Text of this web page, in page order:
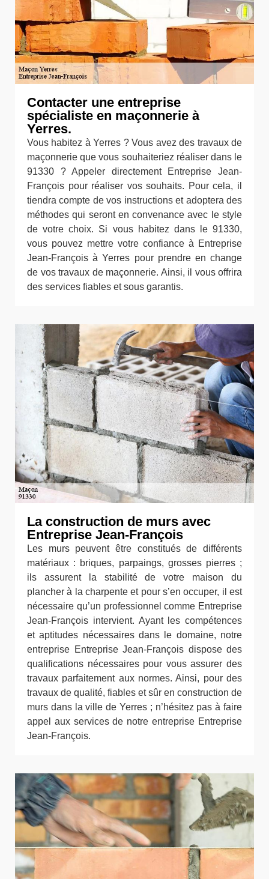
Contacter une entreprise
spécialiste en maçonnerie à
Yerres.
Vous habitez à Yerres ? Vous avez des travaux de
maçonnerie que vous souhaiteriez réaliser dans le
91330 ? Appeler directement Entreprise Jean-
François pour réaliser vos souhaits. Pour cela, il
tiendra compte de vos instructions et adoptera des
méthodes qui seront en convenance avec le style
de votre choix. Si vous habitez dans le 91330,
vous pouvez mettre votre confiance à Entreprise
Jean-François à Yerres pour prendre en change
de vos travaux de maçonnerie. Ainsi, il vous offrira
des services fiables et sous garantis.
La construction de murs avec
Entreprise Jean-François
Les murs peuvent être constitués de différents
matériaux : briques, parpaings, grosses pierres ;
ils assurent la stabilité de votre maison du
plancher à la charpente et pour s’en occuper, il est
nécessaire qu’un professionnel comme Entreprise
Jean-François intervient. Ayant les compétences
et aptitudes nécessaires dans le domaine, notre
entreprise Entreprise Jean-François dispose des
qualifications nécessaires pour vous assurer des
travaux parfaitement aux normes. Ainsi, pour des
travaux de qualité, fiables et sûr en construction de
murs dans la ville de Yerres ; n’hésitez pas à faire
appel aux services de notre entreprise Entreprise
Jean-François.